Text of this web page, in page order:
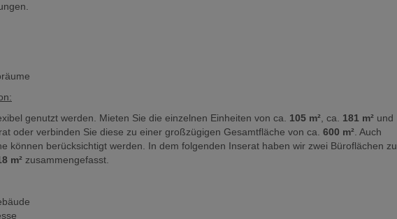
genutzt werden. Mieten Sie die einzelnen Einheiten von ca. 105 m², ca. 181 m² und
oder verbinden Sie diese zu einer großzügigen Gesamtfläche von ca. 600 m². Auch
können berücksichtigt werden. In dem folgenden Inserat haben wir zwei Büroflächen zu
m² zusammengefasst.